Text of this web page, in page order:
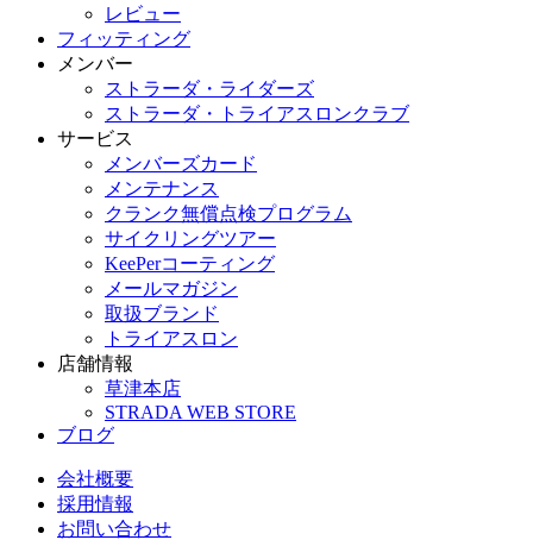
レビュー
フィッティング
メンバー
ストラーダ・ライダーズ
ストラーダ・トライアスロンクラブ
サービス
メンバーズカード
メンテナンス
クランク無償点検プログラム
サイクリングツアー
KeePerコーティング
メールマガジン
取扱ブランド
トライアスロン
店舗情報
草津本店
STRADA WEB STORE
ブログ
会社概要
採用情報
お問い合わせ